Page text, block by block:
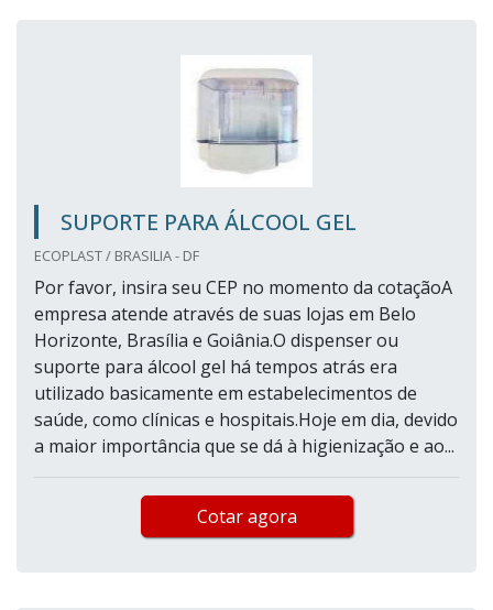
SUPORTE PARA ÁLCOOL GEL
ECOPLAST / BRASILIA - DF
Por favor, insira seu CEP no momento da cotaçãoA
empresa atende através de suas lojas em Belo
Horizonte, Brasília e Goiânia.O dispenser ou
suporte para álcool gel há tempos atrás era
utilizado basicamente em estabelecimentos de
saúde, como clínicas e hospitais.Hoje em dia, devido
a maior importância que se dá à higienização e ao...
Cotar agora